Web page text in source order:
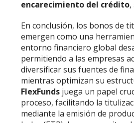
encarecimiento del crédito
En conclusión, los bonos de
emergen como una
entorno financiero global
permitiendo a las empresas
diversificar sus fuentes de
mientras optimizan su
FlexFunds juega un papel
proceso, facilitando la
mediante la emisión de